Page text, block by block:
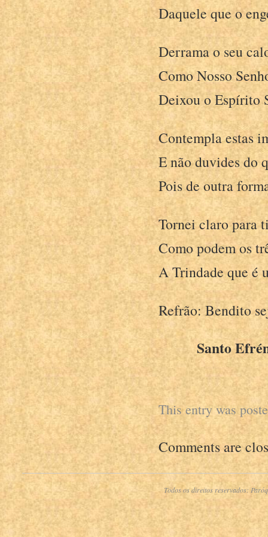
Daquele que o
Derrama o seu
Como Nosso
Deixou o Espírito
Contempla estas
E não duvides do
Pois de outra
Tornei claro para
Como podem os
A Trindade que é
Refrão: Bendito
Santo
This entry was
Comments are
Todos os direitos reservados: